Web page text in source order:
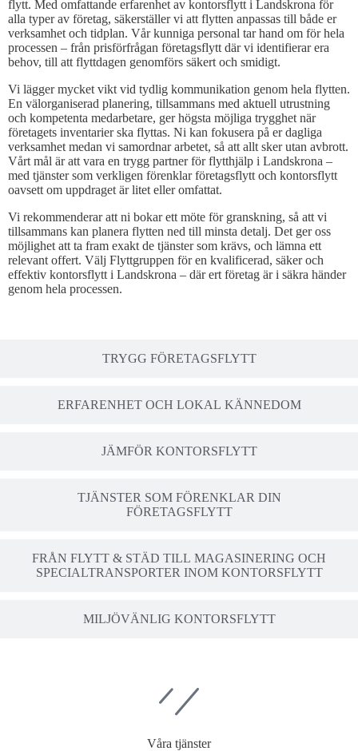
TRYGG FÖRETAGSFLYTT
ERFARENHET OCH LOKAL KÄNNEDOM
JÄMFÖR KONTORSFLYTT
TJÄNSTER SOM FÖRENKLAR DIN
FÖRETAGSFLYTT
FRÅN FLYTT & STÄD TILL MAGASINERING OCH
SPECIALTRANSPORTER INOM KONTORSFLYTT
MILJÖVÄNLIG KONTORSFLYTT
flytt. Med omfattande erfarenhet av kontorsflytt i Landskrona för
alla typer av företag, säkerställer vi att flytten anpassas till både er
verksamhet och tidplan. Vår kunniga personal tar hand om för hela
processen – från prisförfrågan företagsflytt där vi identifierar era
behov, till att flyttdagen genomförs säkert och smidigt.
Vi lägger mycket vikt vid tydlig kommunikation genom hela flytten.
En välorganiserad planering, tillsammans med aktuell utrustning
och kompetenta medarbetare, ger högsta möjliga trygghet när
företagets inventarier ska flyttas. Ni kan fokusera på er dagliga
verksamhet medan vi samordnar arbetet, så att allt sker utan avbrott.
Vårt mål är att vara en trygg partner för flytthjälp i Landskrona –
med tjänster som verkligen förenklar företagsflytt och kontorsflytt
oavsett om uppdraget är litet eller omfattat.
Vi rekommenderar att ni bokar ett möte för granskning, så att vi
tillsammans kan planera flytten ned till minsta detalj. Det ger oss
möjlighet att ta fram exakt de tjänster som krävs, och lämna ett
relevant offert. Välj Flyttgruppen för en kvalificerad, säker och
effektiv kontorsflytt i Landskrona – där ert företag är i säkra händer
genom hela processen.
Våra tjänster